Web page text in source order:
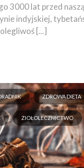
3000 lat przed
indyjskiej,
[...]
ZDROWA DIETA
ZIOŁOLECZNICTWO